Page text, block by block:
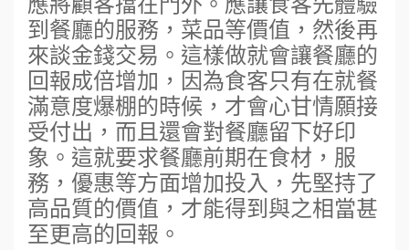
到餐廳的服務，菜品等價值，然後再
來談金錢交易。這樣做就會讓餐廳的
回報成倍增加，因為食客只有在就餐
滿意度爆棚的時候，才會心甘情願接
受付出，而且還會對餐廳留下好印
象。這就要求餐廳前期在食材，服
務，優惠等方面增加投入，先堅持了
高品質的價值，才能得到與之相當甚
至更高的回報。